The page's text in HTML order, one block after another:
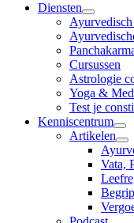
Diensten
Cursussen
Astrologie
Yoga &
Test je
Kenniscentrum
Artikelen
Vata,